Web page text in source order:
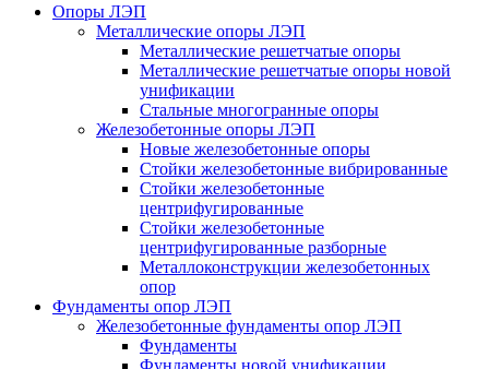
Опоры ЛЭП
Металлические опоры ЛЭП
Металлические решетчатые опоры
Металлические решетчатые опоры новой
унификации
Стальные многогранные опоры
Железобетонные опоры ЛЭП
Новые железобетонные опоры
Стойки железобетонные вибрированные
Стойки железобетонные
центрифугированные
Стойки железобетонные
центрифугированные разборные
Металлоконструкции железобетонных
опор
Фундаменты опор ЛЭП
Железобетонные фундаменты опор ЛЭП
Фундаменты
Фундаменты новой унификации